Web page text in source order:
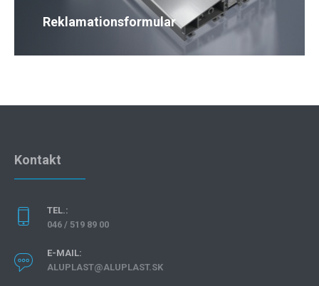
Reklamationsformular
Kontakt
TEL.:
046 / 519 89 00
E-MAIL:
ALUPLAST@ALUPLAST.SK